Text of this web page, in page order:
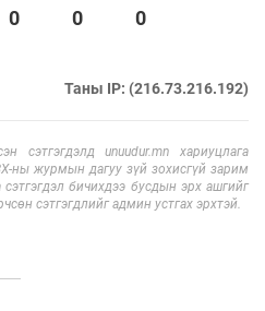
0 0 0
Таны IP: (216.73.216.192)
сэтгэгдэлд unuudur.mn хариуцлага
ны журмын дагуу зүй зохисгүй зарим
сэтгэгдэл бичихдээ бусдын эрх ашгийг
сэтгэгдлийг админ устгах эрхтэй.